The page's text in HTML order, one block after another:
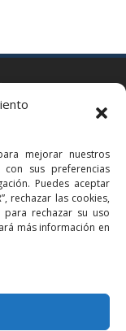
mejorar nuestros
sus preferencias
Puedes aceptar
rechazar las cookies,
para rechazar su uso
más información en
(Bcn)